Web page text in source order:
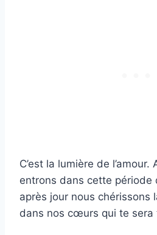
C’est la lumière de l’amour.
entrons dans cette période
après jour nous chérissons
dans nos cœurs qui te sera